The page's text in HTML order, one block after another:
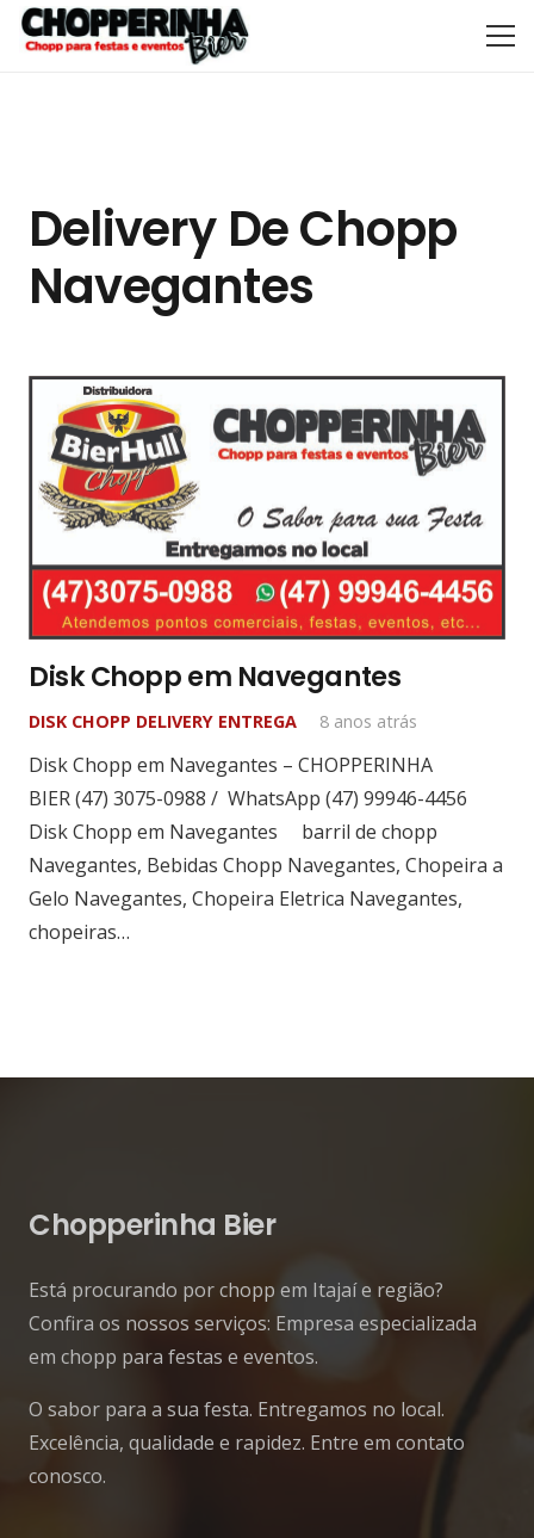
Delivery De Chopp
Navegantes
Disk Chopp em Navegantes
DISK CHOPP DELIVERY ENTREGA 8 anos atrás
Disk Chopp em Navegantes – CHOPPERINHA
BIER (47) 3075-0988 / WhatsApp (47) 99946-4456
Disk Chopp em Navegantes barril de chopp
Navegantes, Bebidas Chopp Navegantes, Chopeira a
Gelo Navegantes, Chopeira Eletrica Navegantes,
chopeiras…
Chopperinha Bier
Está procurando por chopp em Itajaí e região?
Confira os nossos serviços: Empresa especializada
em chopp para festas e eventos.
O sabor para a sua festa. Entregamos no local.
Excelência, qualidade e rapidez. Entre em contato
conosco.